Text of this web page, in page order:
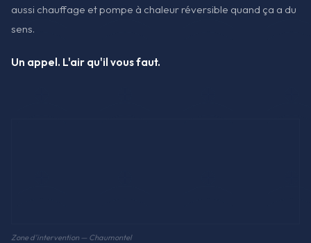
aussi chauffage et pompe à chaleur réversible quand ça a du
sens.
Un appel. L'air qu'il vous faut.
Zone d'intervention — Chaumontel